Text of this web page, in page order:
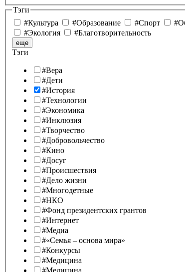
Тэги
#Культура
#Образование #Спорт
#Экология
#Благотворительность
еще
Тэги
#Вера
#Дети
#История
#Технологии
#Экономика
#Инклюзия
#Творчество
#Добровольчество
#Кино
#Досуг
#Происшествия
#Дело жизни
#Многодетные
#НКО
#Фонд президентских грантов
#Интернет
#Медиа
#«Семья – основа мира»
#Конкурсы
#Медицина
#Медицина